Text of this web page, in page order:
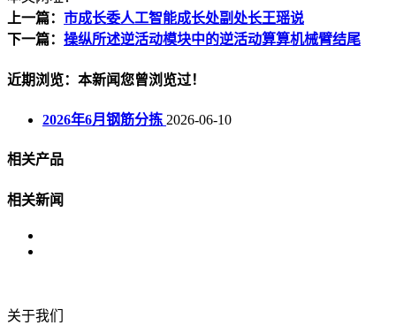
上一篇： 市成长委人工智能成长处副处长王瑶说
下一篇： 操纵所述逆活动模块中的逆活动算算机械臂结尾
近期浏览：本新闻您曾浏览过！
2026年6月钢筋分拣 2026-06-10
相关产品
相关新闻
关于我们